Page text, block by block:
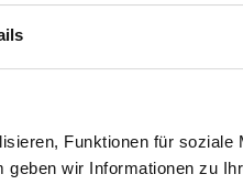
Funktionen für soziale
wir Informationen zu